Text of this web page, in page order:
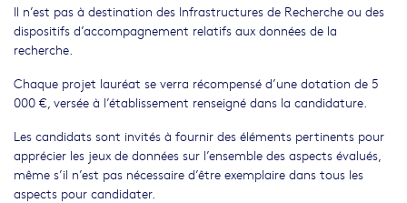
Il n’est pas à destination des Infrastructures de Recherche ou des
dispositifs d’accompagnement relatifs aux données de la
recherche.
Chaque projet lauréat se verra récompensé d’une dotation de 5
000 €, versée à l’établissement renseigné dans la candidature.
Les candidats sont invités à fournir des éléments pertinents pour
apprécier les jeux de données sur l’ensemble des aspects évalués,
même s’il n’est pas nécessaire d’être exemplaire dans tous les
aspects pour candidater.